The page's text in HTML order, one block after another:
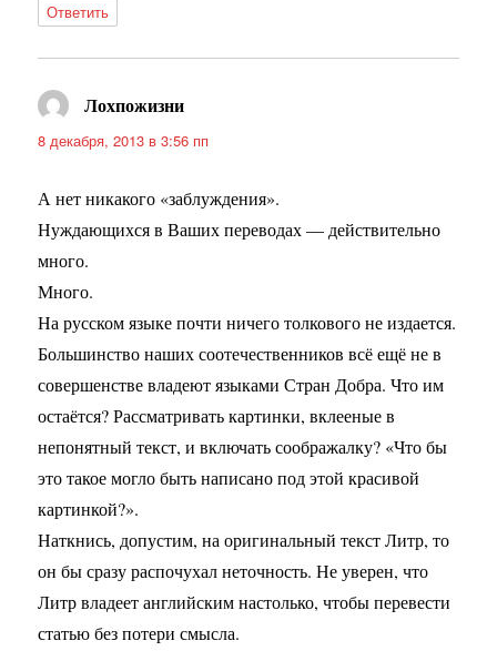
Ответить
Лохпожизни
8 декабря, 2013 в 3:56 пп
А нет никакого «заблуждения».
Нуждающихся в Ваших переводах — действительно
много.
Много.
На русском языке почти ничего толкового не издается.
Большинство наших соотечественников всё ещё не в
совершенстве владеют языками Стран Добра. Что им
остаётся? Рассматривать картинки, вклееные в
непонятный текст, и включать соображалку? «Что бы
это такое могло быть написано под этой красивой
картинкой?».
Наткнись, допустим, на оригинальный текст Литр, то
он бы сразу распочухал неточность. Не уверен, что
Литр владеет английским настолько, чтобы перевести
статью без потери смысла.